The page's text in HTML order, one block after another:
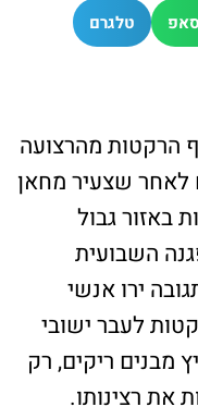
טלגרם
הרקטות מהרצועה
לאחר שצעיר מחאן
באזור גבול
השבועית
ירו אנשי
לעבר ישובי
מבנים ריקים, רק
את רצינותו.